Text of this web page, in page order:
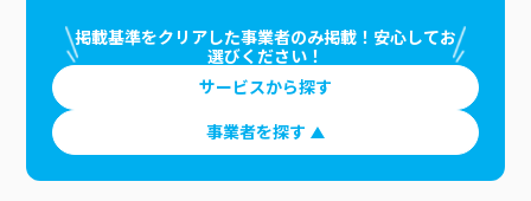
掲載基準をクリアした事業者のみ掲載！安心してお
選びください！
サービスから探す
事業者を探す